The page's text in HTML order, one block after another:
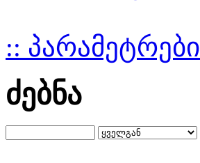
:: პარამეტრები
ძებნა